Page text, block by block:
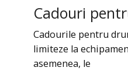
Cadouri
Cadourile pentru
limiteze la
asemenea, le